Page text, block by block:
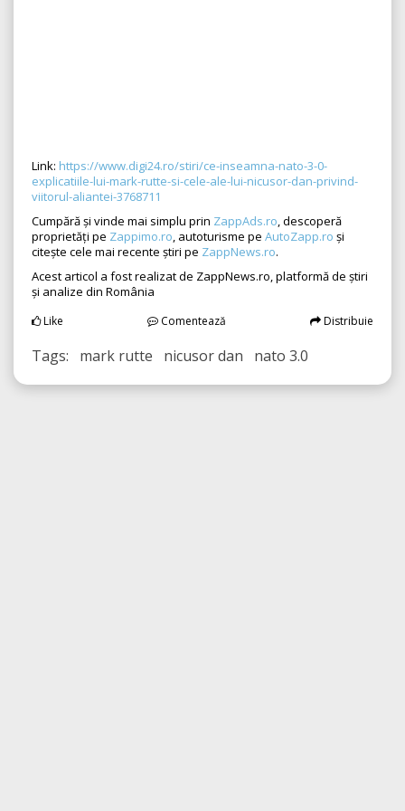
Link: https://www.digi24.ro/stiri/ce-inseamna-nato-3-0-
explicatiile-lui-mark-rutte-si-cele-ale-lui-nicusor-dan-privind-
viitorul-aliantei-3768711
Cumpără și vinde mai simplu prin ZappAds.ro, descoperă
proprietăți pe Zappimo.ro, autoturisme pe AutoZapp.ro și
citește cele mai recente știri pe ZappNews.ro.
Acest articol a fost realizat de ZappNews.ro, platformă de știri
și analize din România
Like Comentează Distribuie
Tags: mark rutte nicusor dan nato 3.0